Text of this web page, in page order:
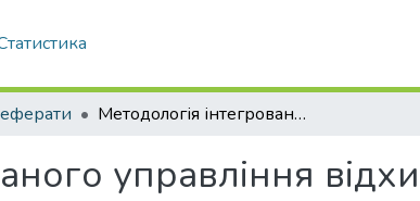
Методологія інтегрованого управління відхиленнями в проектах
управління